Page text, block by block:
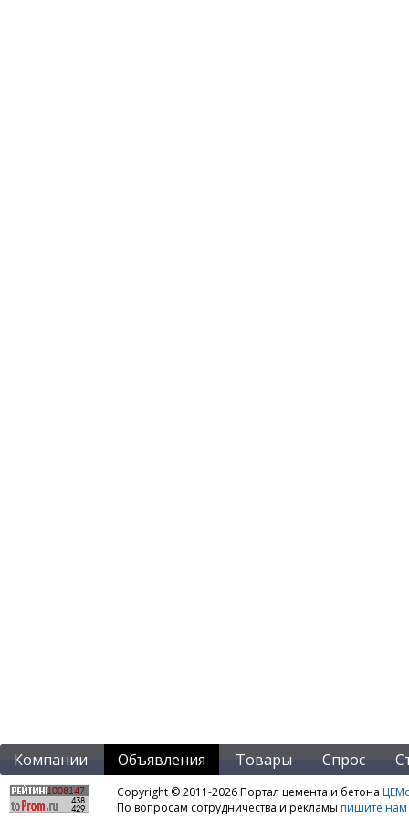
Компании Объявления Товары Спрос
Copyright © 2011-2026 Портал цемента и бетона
По вопросам сотрудничества и рекламы пишите нам